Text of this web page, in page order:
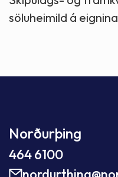
söluheimild á
Norðurþing
464 6100